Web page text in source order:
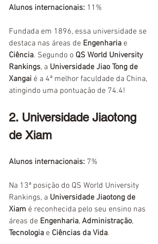
Alunos internacionais: 11%
Fundada em 1896, essa universidade se
destaca nas áreas de Engenharia e
Ciência. Segundo o QS World University
Rankings, a Universidade Jiao Tong de
Xangai é a 4ª melhor faculdade da China,
atingindo uma pontuação de 74.4!
2. Universidade Jiaotong
de Xiam
Alunos internacionais: 7%
Na 13ª posição do QS World University
Rankings, a Universidade Jiaotong de
Xiam é reconhecida pelo seu ensino nas
áreas de Engenharia, Administração,
Tecnologia e Ciências da Vida.